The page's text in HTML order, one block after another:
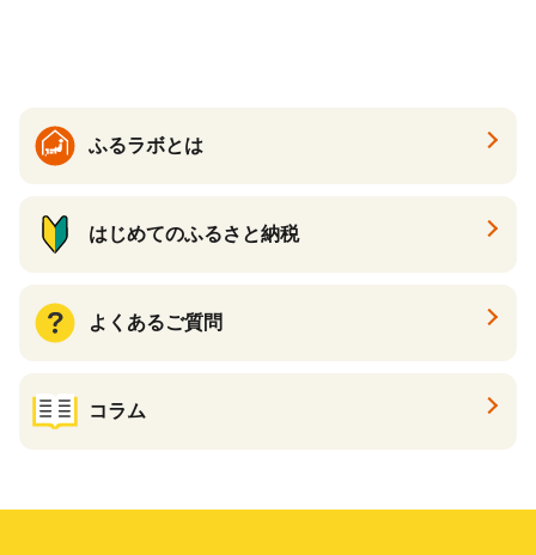
ふるラボとは
はじめてのふるさと納税
よくあるご質問
コラム